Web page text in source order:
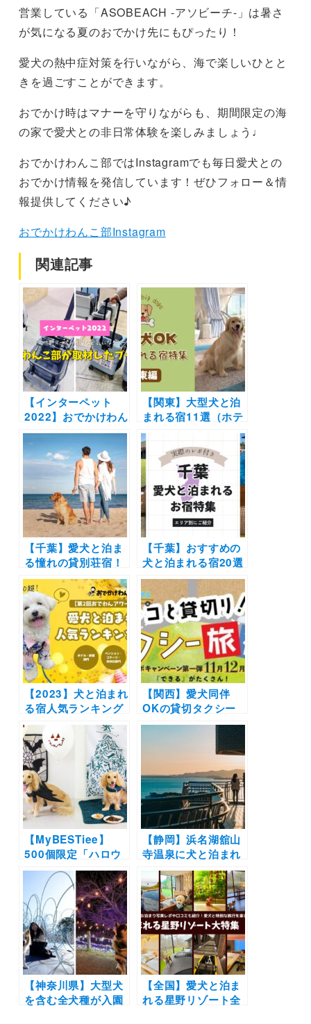
営業している「ASOBEACH -アソビーチ-」は暑さ
が気になる夏のおでかけ先にもぴったり！
愛犬の熱中症対策を行いながら、海で楽しいひとと
きを過ごすことができます。
おでかけ時はマナーを守りながらも、期間限定の海
の家で愛犬との非日常体験を楽しみましょう♩
おでかけわんこ部ではInstagramでも毎日愛犬との
おでかけ情報を発信しています！ぜひフォロー＆情
報提供してください♪
おでかけわんこ部Instagram
関連記事
【インターペット
2022】おでかけわん
こ部が取材したブー
ス9選！｜おすすめ
したいグッズや新オ
ープンの宿など画像
多めでご紹介します
【関東】大型犬と泊
まれる宿11選（ホテ
ル・旅館・グランピ
ング別）実際のおで
かけ写真レポ付き！
【千葉】愛犬と泊ま
る憧れの貸別荘宿！
九十九里に天然芝ド
ッグラン付き
「Asovillage」開
業！全棟100坪以上
のドッグラン付き
（2021年8月11日オ
ープン）
【千葉】おすすめの
犬と泊まれる宿20選
（実際のおでかけレ
ポあり）露天風呂や
プライベートドッグ
ラン付きなどを厳選
【2023】犬と泊まれ
る宿人気ランキング
【第2回おでわんア
ワード結果発表】み
んなの推薦コメント
もご紹介
【関西】愛犬同伴
OKの貸切タクシー
で関西を巡る「わん
こと貸切り！タクシ
ー旅行」の販売がス
タート！
【MyBESTiee】
500個限定「ハロウ
ィンBOX」＆「クリ
スマスBOX」販売開
始！可愛い装飾品か
らわんこ用グッズま
で盛りだくさん
【静岡】浜名湖舘山
寺温泉に犬と泊まれ
るリゾートホテル
「KAREN 浜名湖
with Dog」誕生｜屋
内ドッグラン、愛犬
用のお食事＆お風呂
も
【神奈川県】大型犬
を含む全犬種が入園
【全国】愛犬と泊ま
れる星野リゾート全